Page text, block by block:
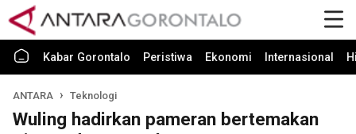
Kabar Gorontalo Peristiwa Ekonomi Internasional
ANTARA Teknologi
Wuling hadirkan pameran bertemakan